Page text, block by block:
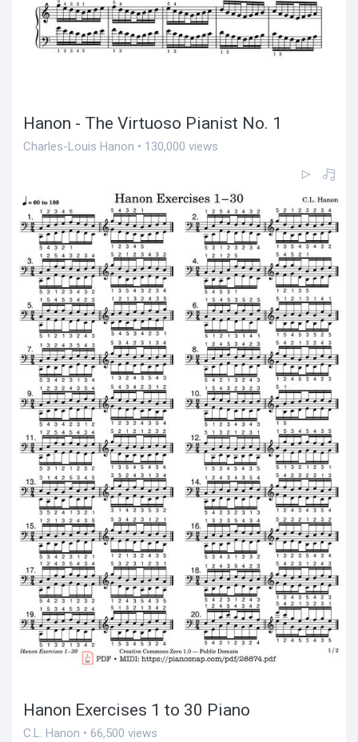
Hanon - The Virtuoso Pianist No. 1
Charles-Louis Hanon • 130,000 views
Hanon Exercises 1 to 30 Piano
C.L. Hanon • 66,500 views